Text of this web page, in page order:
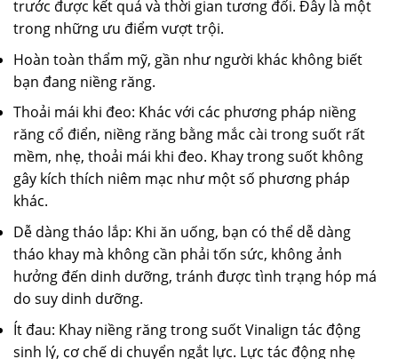
trước được kết quả và thời gian tương đối. Đây là một
trong những ưu điểm vượt trội.
Hoàn toàn thẩm mỹ, gần như người khác không biết
bạn đang niềng răng.
Thoải mái khi đeo: Khác với các phương pháp niềng
răng cổ điển, niềng răng bằng mắc cài trong suốt rất
mềm, nhẹ, thoải mái khi đeo. Khay trong suốt không
gây kích thích niêm mạc như một số phương pháp
khác.
Dễ dàng tháo lắp: Khi ăn uống, bạn có thể dễ dàng
tháo khay mà không cần phải tốn sức, không ảnh
hưởng đến dinh dưỡng, tránh được tình trạng hóp má
do suy dinh dưỡng.
Ít đau: Khay niềng răng trong suốt Vinalign tác động
sinh lý, cơ chế di chuyển ngắt lực. Lực tác động nhẹ